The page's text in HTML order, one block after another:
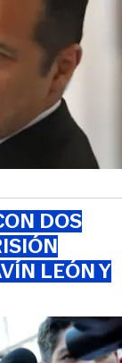
DOS
LEÓN Y